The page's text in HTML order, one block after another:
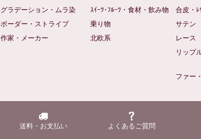
グラデーション・ムラ染
ｽｲｰﾂ･ﾌﾙｰﾂ・食材・飲み物
ボーダー・ストライプ
乗り物
作家・メーカー 北欧系
合皮・ﾚ
サテン
レース
リップ
ファー
送料・お支払い よくあるご質問